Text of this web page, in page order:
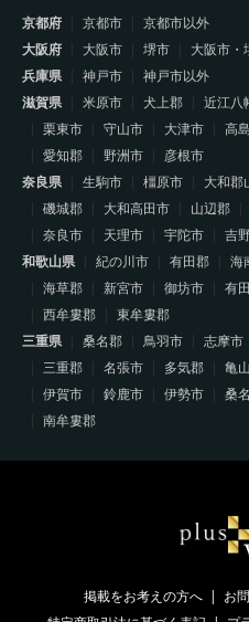
京都府
京都市
京都市以外
大阪府
大阪市 堺市
大阪市・
兵庫県
神戸市
神戸市以外
滋賀県
米原市 犬上郡 近江八
栗東市
守山市 大津市 高
愛知郡
野洲市
彦根市
奈良県
生駒市 橿原市 大和郡
磯城郡
大和高田市 山辺郡
奈良市
天理市 宇陀市 吉
和歌山県
紀の川市 有田郡 海
海草郡
新宮市 御坊市 有
西牟婁郡
東牟婁郡
三重県
桑名郡 鳥羽市 志摩市
三重郡
名張市 多気郡 亀
伊賀市
鈴鹿市 伊勢市 桑
南牟婁郡
掲載をお考えの方へ お